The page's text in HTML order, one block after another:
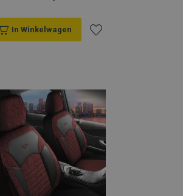
In Winkelwagen
aan
verlanglijst